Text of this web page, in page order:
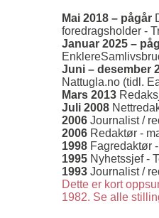
Mai 2018 – pågår
foredragsholder -
Januar 2025 –
Juni – desember
Nattugla.no (tidl.
Mars 2013
Juli 2008
2006 Journalist /
2006 Redaktør -
1998 Fagredaktør
1995 Nyhetssjef -
1993 Journalist /
Dette er kort
1982. Se alle